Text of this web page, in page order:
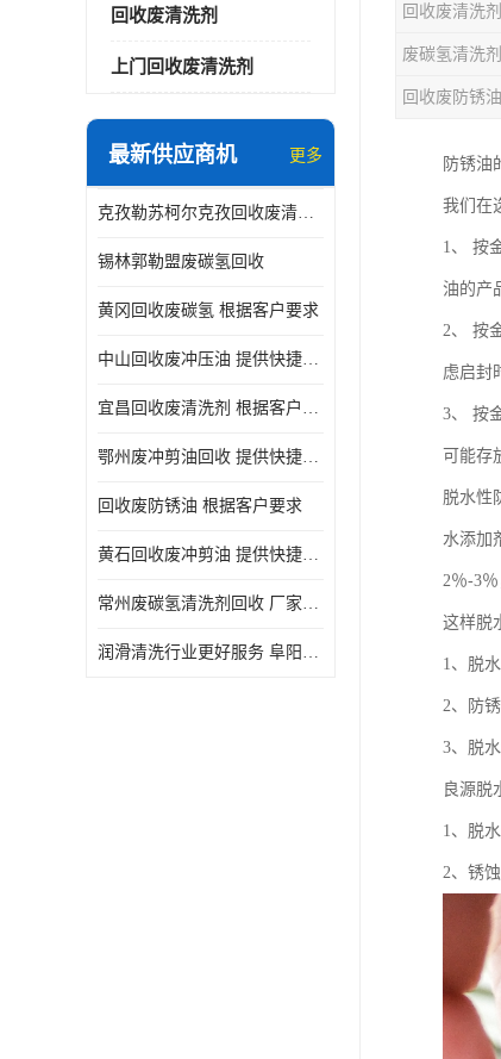
回收废清洗剂
上门回收废清洗剂
最新供应商机 更多
克孜勒苏柯尔克孜回收废清洗剂
锡林郭勒盟废碳氢回收
黄冈回收废碳氢 根据客户要求
中山回收废冲压油 提供快捷上门处理
宜昌回收废清洗剂 根据客户要求
鄂州废冲剪油回收 提供快捷上门处理
回收废防锈油 根据客户要求
黄石回收废冲剪油 提供快捷上门处理
常州废碳氢清洗剂回收 厂家价格
润滑清洗行业更好服务 阜阳回收废防锈油
回收废清洗剂
废碳氢清洗
回收废防锈油
防锈油
我们在
1、 按
油的产
2、 按
虑启封
3、 按
可能存
脱水性
水添加
2％-3
这样脱
1、脱
2、防
3、脱
良源脱
1、脱
2、锈